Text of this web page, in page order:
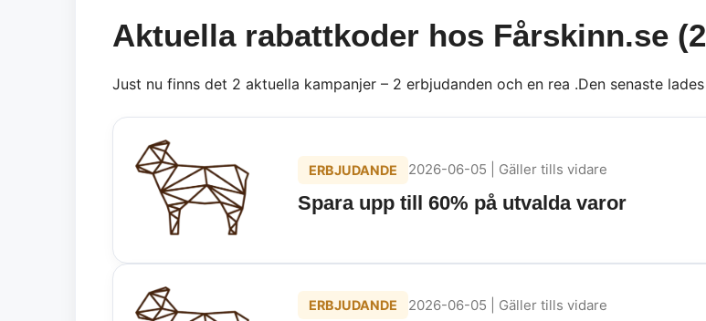
Aktuella rabattkoder hos Fårskinn.se
Just nu finns det 2 aktuella kampanjer – 2 erbjudanden och en rea .Den senaste
ERBJUDANDE 2026-06-05 | Gäller tills vidare
Spara upp till 60% på utvalda varor
ERBJUDANDE 2026-06-05 | Gäller tills vidare